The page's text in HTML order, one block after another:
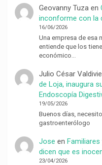
Geovanny Tuzaen
inconforme con la
16/06/2026
Una empresa de esa
entiende que los
económico…
Julio César
de Loja, inaugura
Endoscopía
19/05/2026
Buenos días,
gastroenterólogo
Jose en
dicen que es
23/04/2026